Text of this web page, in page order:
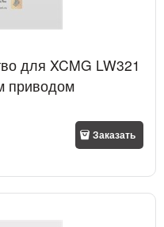
для XCMG LW321
приводом
Заказать